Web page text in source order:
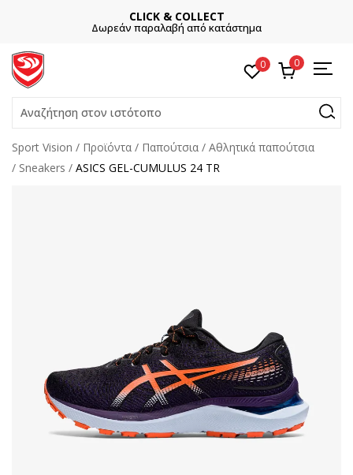
CLICK & COLLECT
Δωρεάν παραλαβή από κατάστημα
0 0
Αναζήτηση στον ιστότοπο
Sport Vision Προϊόντα Παπούτσια
Αθλητικά παπούτσια
Sneakers
ASICS GEL-CUMULUS 24 TR